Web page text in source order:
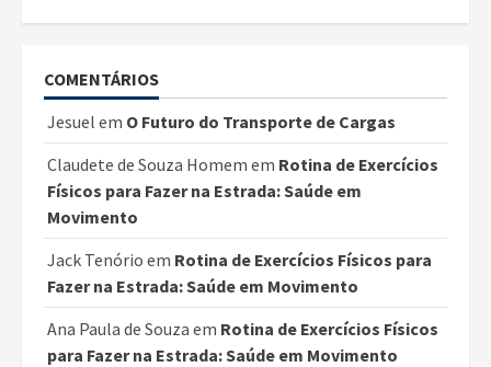
COMENTÁRIOS
Jesuel em O Futuro do Transporte de Cargas
Claudete de Souza Homem em Rotina de Exercícios
Físicos para Fazer na Estrada: Saúde em
Movimento
Jack Tenório em Rotina de Exercícios Físicos para
Fazer na Estrada: Saúde em Movimento
Ana Paula de Souza em Rotina de Exercícios Físicos
para Fazer na Estrada: Saúde em Movimento